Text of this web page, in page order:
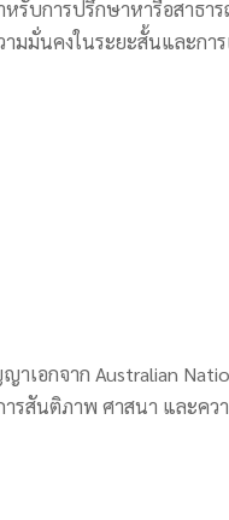
บการปรึกษาหารือสาธา
นคงในระยะสั้นและการ
อกจาก Australian
สันติภาพ ศาสนา และคว